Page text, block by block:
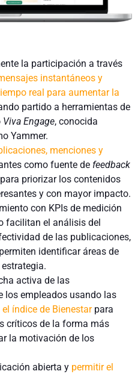
la participación a través
instantáneos y
real para aumentar la
partido a herramientas de
Viva Engage, conocida
Yammer.
menciones y
como fuente de feedback
priorizar los contenidos
y con mayor impacto.
con KPIs de medición
facilitan el análisis del
de las publicaciones,
identificar áreas de
activa de las
los empleados usando las
índice de Bienestarpara
críticos de la forma más
la motivación de los
abierta y permitir el